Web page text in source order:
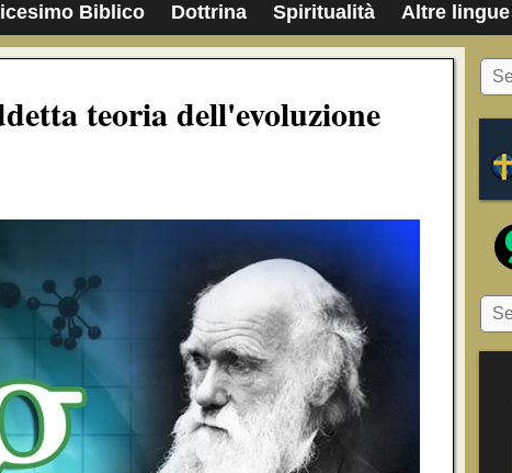
Biblico Dottrina Spiritualità Altre lingue
teoria dell'evoluzione